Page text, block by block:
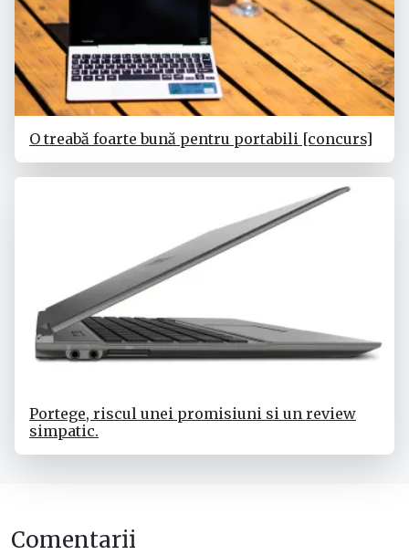
O treabă foarte bună pentru portabili [concurs]
Portege, riscul unei promisiuni si un review
simpatic.
Comentarii